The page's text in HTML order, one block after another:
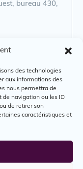
des technologies
aux informations des
nous permettra de
de navigation ou les ID
de retirer son
caractéristiques et
bureau 430,